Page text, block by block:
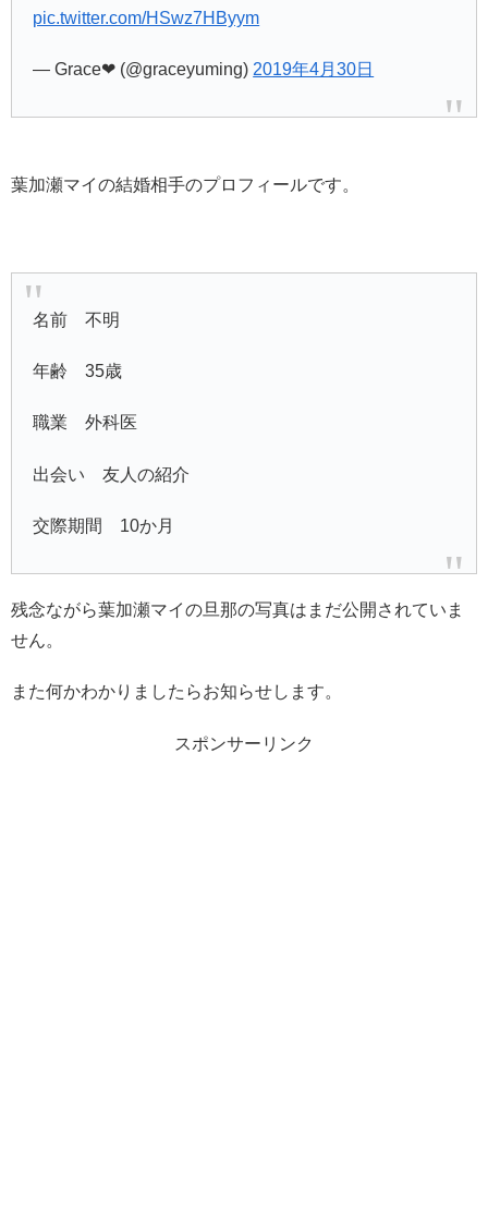
pic.twitter.com/HSwz7HByym
— Grace❤︎ (@graceyuming) 2019年4月30日
葉加瀬マイの結婚相手のプロフィールです。
名前 不明
年齢 35歳
職業 外科医
出会い 友人の紹介
交際期間 10か月
残念ながら葉加瀬マイの旦那の写真はまだ公開されていま
せん。
また何かわかりましたらお知らせします。
スポンサーリンク